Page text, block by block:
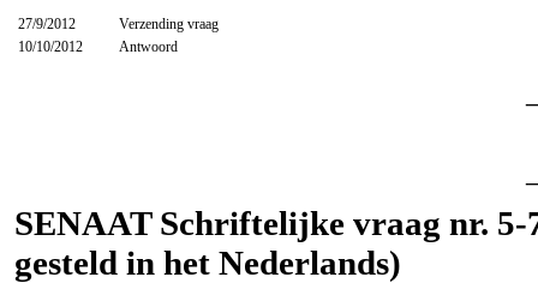
27/9/2012
Verzending vraag
10/10/2012
Antwoord
SENAAT Schriftelijke vraag nr. 5-
gesteld in het Nederlands)